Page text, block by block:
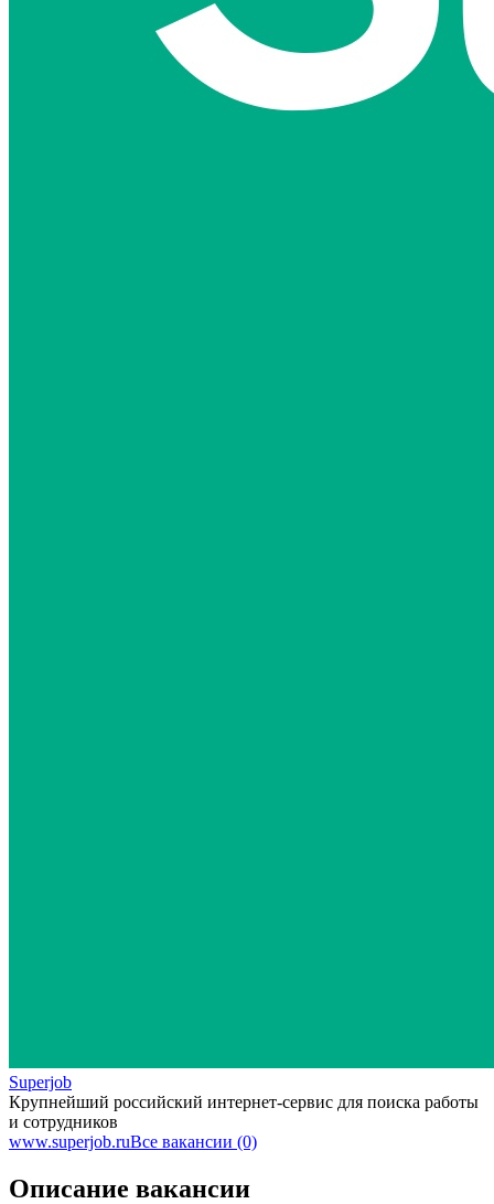
Superjob
Крупнейший российский интернет-сервис для поиска работы
и сотрудников
www.superjob.ruВсе вакансии (0)
Описание вакансии